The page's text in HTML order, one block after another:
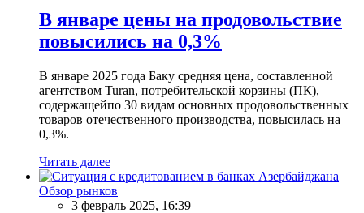
В январе цены на продовольствие
повысились на 0,3%
В январе 2025 года Баку средняя цена, составленной
агентством Turan, потребительской корзины (ПК),
содержащейпо 30 видам основных продовольственных
товаров отечественного производства, повысилась на
0,3%.
Читать далее
Обзор рынков
3 февраль 2025, 16:39